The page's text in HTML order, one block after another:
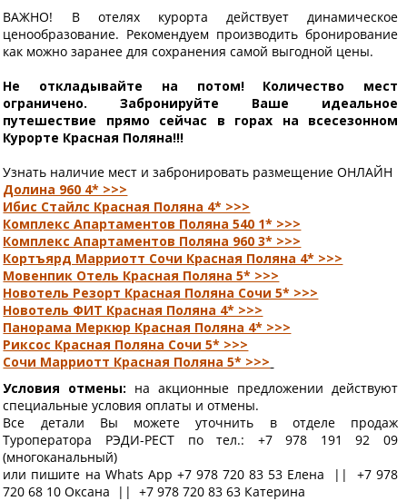
ВАЖНО! В отелях курорта действует динамическое
ценообразование. Рекомендуем производить бронирование
как можно заранее для сохранения самой выгодной цены.
Не откладывайте на потом! Количество мест
ограничено. Забронируйте Ваше идеальное
путешествие прямо сейчас в горах на всесезонном
Курорте Красная Поляна!!!
Узнать наличие мест и забронировать размещение ОНЛАЙН
Долина 960 4* >>>
Ибис Стайлс Красная Поляна 4* >>>
Комплекс Апартаментов Поляна 540 1* >>>
Комплекс Апартаментов Поляна 960 3* >>>
Кортъярд Марриотт Сочи Красная Поляна 4* >>>
Мовенпик Отель Красная Поляна 5* >>>
Новотель Резорт Красная Поляна Сочи 5* >>>
Новотель ФИТ Красная Поляна 4* >>>
Панорама Меркюр Красная Поляна 4* >>>
Риксос Красная Поляна Сочи 5* >>>
Сочи Марриотт Красная Поляна 5* >>>
Условия отмены: на акционные предложении действуют
специальные условия оплаты и отмены.
Все детали Вы можете уточнить в отделе продаж
Туроператора РЭДИ-РЕСТ по тел.: +7 978 191 92 09
(многоканальный)
или пишите на Whats App +7 978 720 83 53 Елена || +7 978
720 68 10 Оксана || +7 978 720 83 63 Катерина